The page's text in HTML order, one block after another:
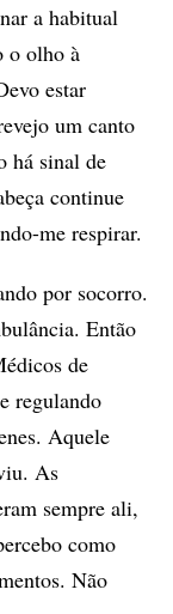
a habitual
o olho à
estar
um canto
há sinal de
continue
me respirar.
por socorro.
Então
de
regulando
Aquele
As
sempre ali,
como
Não